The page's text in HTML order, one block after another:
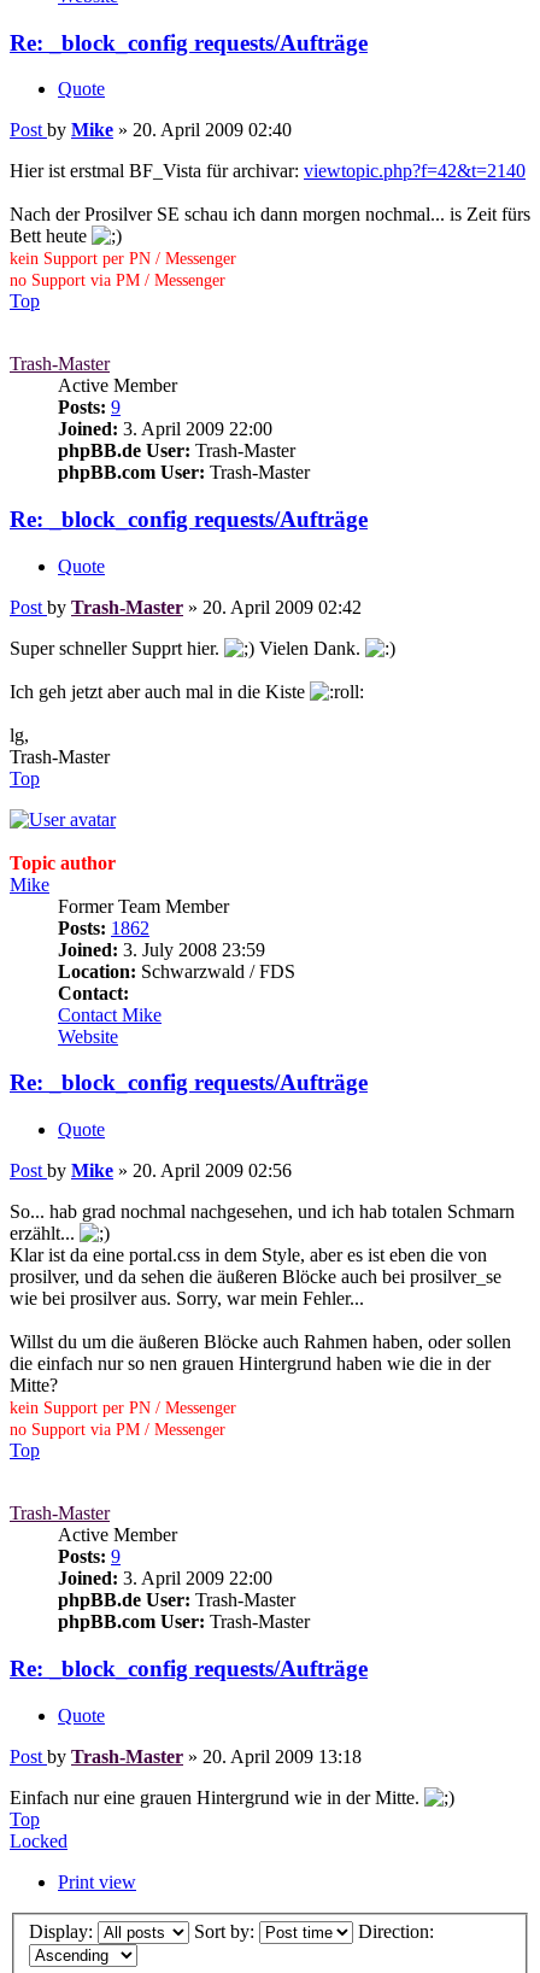
Re: _block_config requests/Aufträge
Quote
Post by Mike » 20. April 2009 02:40
Hier ist erstmal BF_Vista für archivar: viewtopic.php?f=42&t=2140
Nach der Prosilver SE schau ich dann morgen nochmal... is Zeit fürs
Bett heute
kein Support per PN / Messenger
no Support via PM / Messenger
Top
Trash-Master
Active Member
Posts: 9
Joined: 3. April 2009 22:00
phpBB.de User: Trash-Master
phpBB.com User: Trash-Master
Re: _block_config requests/Aufträge
Quote
Post by Trash-Master » 20. April 2009 02:42
Super schneller Supprt hier.
Vielen Dank.
Ich geh jetzt aber auch mal in die Kiste
lg,
Trash-Master
Top
Topic author
Mike
Former Team Member
Posts: 1862
Joined: 3. July 2008 23:59
Location: Schwarzwald / FDS
Contact:
Contact Mike
Website
Re: _block_config requests/Aufträge
Quote
Post by Mike » 20. April 2009 02:56
So... hab grad nochmal nachgesehen, und ich hab totalen Schmarn
erzählt...
Klar ist da eine portal.css in dem Style, aber es ist eben die von
prosilver, und da sehen die äußeren Blöcke auch bei prosilver_se
wie bei prosilver aus. Sorry, war mein Fehler...
Willst du um die äußeren Blöcke auch Rahmen haben, oder sollen
die einfach nur so nen grauen Hintergrund haben wie die in der
Mitte?
kein Support per PN / Messenger
no Support via PM / Messenger
Top
Trash-Master
Active Member
Posts: 9
Joined: 3. April 2009 22:00
phpBB.de User: Trash-Master
phpBB.com User: Trash-Master
Re: _block_config requests/Aufträge
Quote
Post by Trash-Master » 20. April 2009 13:18
Einfach nur eine grauen Hintergrund wie in der Mitte.
Top
Locked
Print view
Display: Sort by: Direction: